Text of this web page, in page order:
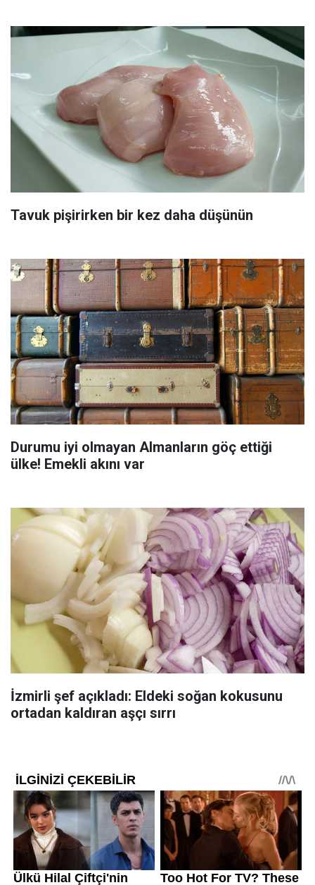
Tavuk pişirirken bir kez daha düşünün
Durumu iyi olmayan Almanların göç ettiği
ülke! Emekli akını var
İzmirli şef açıkladı: Eldeki soğan kokusunu
ortadan kaldıran aşçı sırrı